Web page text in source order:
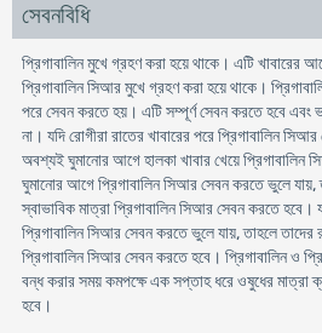
সেবনবিধি
প্রিগাবালিন মুখে গ্রহণ করা হয়ে থাকে। এটি খাবারের
প্রিগাবালিন সিআর মুখে গ্রহণ করা হয়ে থাকে।
পরে সেবন করতে হয়। এটি সম্পূর্ণ সেবন করতে হবে এবং
না। যদি রোগীরা রাতের খাবারের পরে প্রিগাবালিন
অবশ্যই ঘুমানোর আগে হালকা খাবার খেয়ে প্রিগাবালিন
ঘুমানোর আগে প্রিগাবালিন সিআর সেবন করতে ভুলে যায়,
স্বাভাবিক মাত্রা প্রিগাবালিন সিআর সেবন করতে হবে।
প্রিগাবালিন সিআর সেবন করতে ভুলে যায়, তাহলে তাদের
প্রিগাবালিন সিআর সেবন করতে হবে। প্রিগাবালিন ও
বন্ধ করার সময় কমপক্ষে এক সপ্তাহ ধরে ওষুধের মাত্রা
হবে।